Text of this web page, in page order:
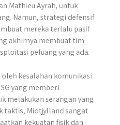
Mathieu Ayrah, untuk
Namun, strategi defensif
mereka terlalu pasif
akhirnya membuat tim
peluang yang ada.
kesalahan komunikasi
yang memberi
melakukan serangan yang
taktis, Midtjylland sangat
kekuatan fisik dan